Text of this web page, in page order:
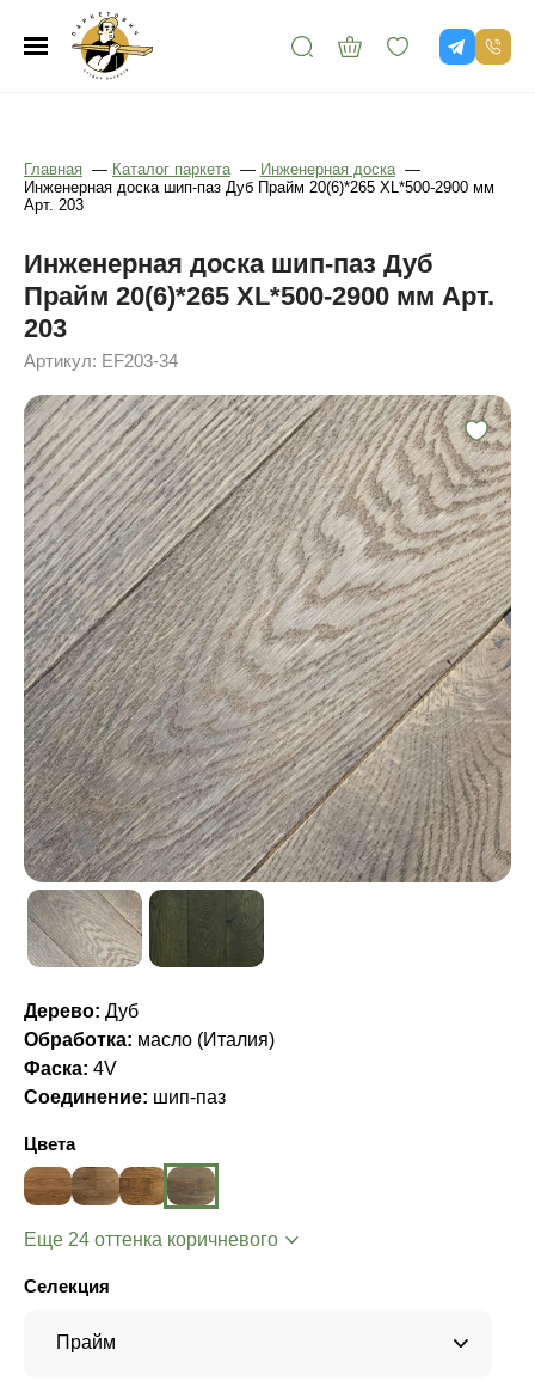
Главная — Каталог паркета — Инженерная доска —
Инженерная доска шип-паз Дуб Прайм 20(6)*265 XL*500-2900 мм
Арт. 203
Инженерная доска шип-паз Дуб
Прайм 20(6)*265 XL*500-2900 мм Арт.
203
Артикул: EF203-34
Дерево: Дуб
Обработка: масло (Италия)
Фаска: 4V
Соединение: шип-паз
Цвета
Еще 24 оттенка коричневого
Селекция
Прайм